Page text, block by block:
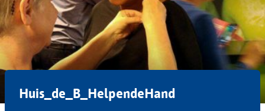
Huis_de_B_HelpendeHand